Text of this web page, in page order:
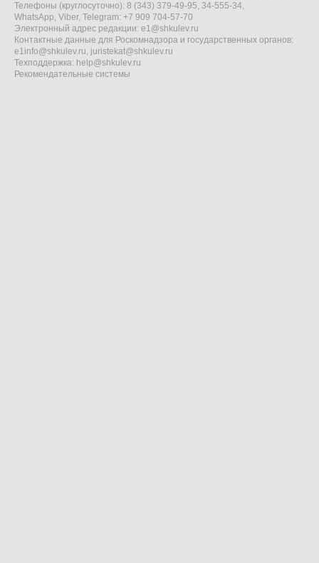
Телефоны (круглосуточно): 8 (343) 379-49-95, 34-555-34,
WhatsApp, Viber, Telegram: +7 909 704-57-70
Электронный адрес редакции: e1@shkulev.ru
Контактные данные для Роскомнадзора и государственных органов:
e1info@shkulev.ru, juristekat@shkulev.ru
Техподдержка: help@shkulev.ru
Рекомендательные системы